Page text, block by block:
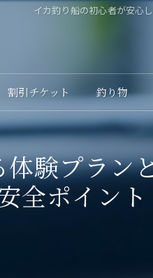
イカ釣り船の初心者が安心
割引チケット 釣り物
験プラン
全ポイント